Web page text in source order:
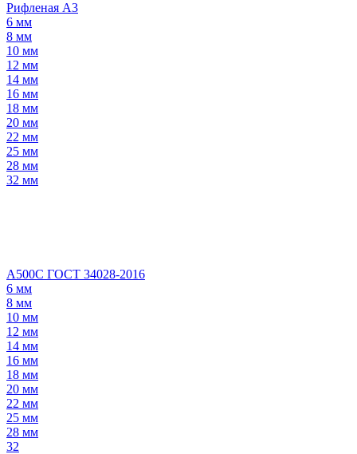
Рифленая А3
6 мм
8 мм
10 мм
12 мм
14 мм
16 мм
18 мм
20 мм
22 мм
25 мм
28 мм
32 мм
А500С ГОСТ 34028-2016
6 мм
8 мм
10 мм
12 мм
14 мм
16 мм
18 мм
20 мм
22 мм
25 мм
28 мм
32